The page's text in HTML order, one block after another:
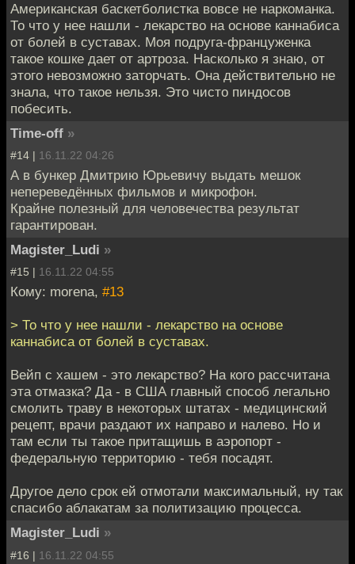
Американская баскетболистка вовсе не наркоманка.
То что у нее нашли - лекарство на основе каннабиса
от болей в суставах. Моя подруга-француженка
такое кошке дает от артроза. Насколько я знаю, от
этого невозможно заторчать. Она действительно не
знала, что такое нельзя. Это чисто пиндосов
побесить.
Time-off »
#14 | 16.11.22 04:26
А в бункер Дмитрию Юрьевичу выдать мешок
непереведённых фильмов и микрофон.
Крайне полезный для человечества результат
гарантирован.
Magister_Ludi »
#15 | 16.11.22 04:55
Кому: morena, #13
> То что у нее нашли - лекарство на основе
каннабиса от болей в суставах.
Вейп с хашем - это лекарство? На кого рассчитана
эта отмазка? Да - в США главный способ легально
смолить траву в некоторых штатах - медицинский
рецепт, врачи раздают их направо и налево. Но и
там если ты такое притащишь в аэропорт -
федеральную территорию - тебя посадят.
Другое дело срок ей отмотали максимальный, ну так
спасибо аблакатам за политизацию процесса.
Magister_Ludi »
#16 | 16.11.22 04:55